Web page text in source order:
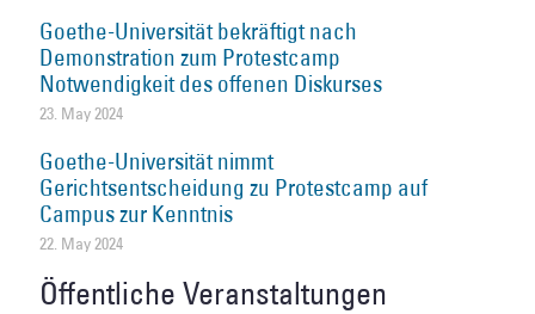
Goethe-Universität bekräftigt nach
Demonstration zum Protestcamp
Notwendigkeit des offenen Diskurses
23. May 2024
Goethe-Universität nimmt
Gerichtsentscheidung zu Protestcamp auf
Campus zur Kenntnis
22. May 2024
Öffentliche Veranstaltungen